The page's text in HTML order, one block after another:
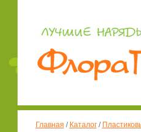
Главная / Каталог/